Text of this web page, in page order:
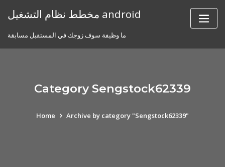
مخطط نظام التشغيل android
ما وظيفة سوف زوجك في المستقبل مسابقة
Category Sengstock62339
Home Archive by category "Sengstock62339"